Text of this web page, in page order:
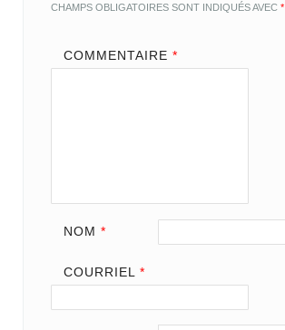
CHAMPS OBLIGATOIRES SONT INDIQUÉS AVEC*
COMMENTAIRE *
NOM *
COURRIEL *